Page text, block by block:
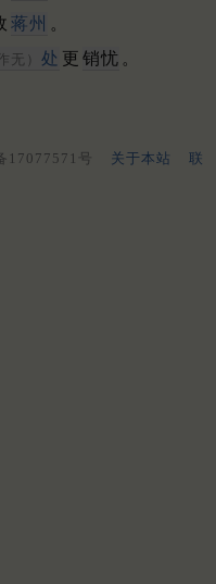
蒋州 。
无） 处 更 销忧 。
17077571号 关于本站
联